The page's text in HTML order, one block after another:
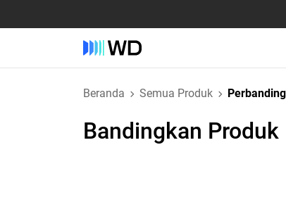
Beranda Semua Produk
Bandingkan Produk